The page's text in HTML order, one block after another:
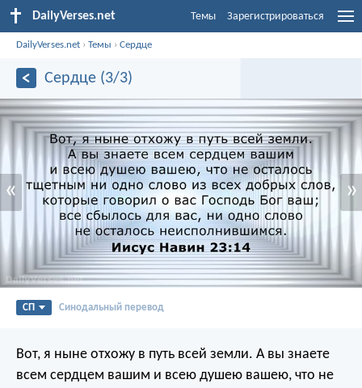
DailyVerses.net Темы Зарегистрироваться
DailyVerses.net ›Темы ›Сердце
Сердце (3/3)
« »
СП Синодальный перевод
Вот, я ныне отхожу в путь всей земли. А вы знаете
всем сердцем вашим и всею душею вашею, что не